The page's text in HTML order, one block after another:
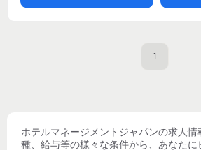
1
ホテルマネージメントジャパンの求人情
種、給与等の様々な条件から、あなたに